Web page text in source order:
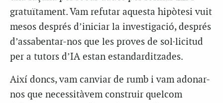
gratuïtament. Vam refutar aquesta hipòtesi vuit
mesos després d’iniciar la investigació, després
d’assabentar-nos que les proves de sol·licitud
per a tutors d’IA estan estandarditzades.
Així doncs, vam canviar de rumb i vam adonar-
nos que necessitàvem construir quelcom